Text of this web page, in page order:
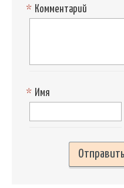
Комментарий
*
Имя
*